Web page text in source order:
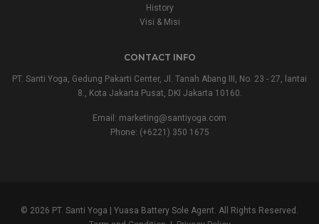
History
Visi & Misi
CONTACT INFO
PT. Santi Yoga, Gedung Pakarti Center, Jl. Tanah Abang III, No. 23 - 27, lantai
8., Kota Jakarta Pusat, DKI Jakarta 10160.
Email: marketing@santiyoga.com
Phone: (+6221) 350 1675
© 2026 PT. Santi Yoga | Yuasa Battery Sole Agent. All Rights Reserved.